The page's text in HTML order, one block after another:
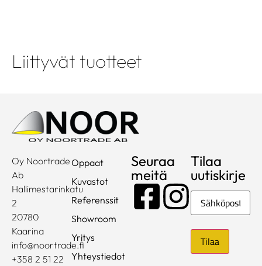
Liittyvät tuotteet
Oy Noortrade
Ab
Hallimestarinkatu
2
20780
Kaarina
info@noortrade.fi
+358 2 51 22
Oppaat
Kuvastot
Referenssit
Showroom
Yritys
Yhteystiedot
Seuraa
meitä
Tilaa
uutiskirje
Sähköposti